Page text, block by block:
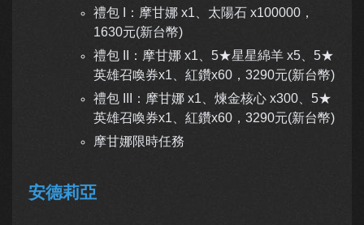
禮包 I：摩甘娜 x1、太陽石 x100000，
1630元(新台幣)
禮包 II：摩甘娜 x1、5★星星綿羊 x5、 5★
英雄召喚券x1、紅鑽x60，3290元(新台幣)
禮包 III：摩甘娜 x1、煉金核心 x300、 5★
英雄召喚券x1、紅鑽x60，3290元(新台幣)
摩甘娜限時任務
安德莉亞